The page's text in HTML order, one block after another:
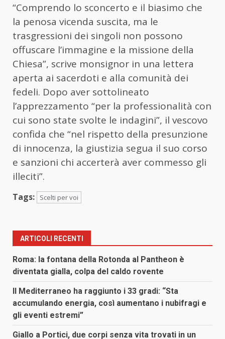
“Comprendo lo sconcerto e il biasimo che
la penosa vicenda suscita, ma le
trasgressioni dei singoli non possono
offuscare l’immagine e la missione della
Chiesa”, scrive monsignor in una lettera
aperta ai sacerdoti e alla comunità dei
fedeli. Dopo aver sottolineato
l’apprezzamento “per la professionalità con
cui sono state svolte le indagini”, il vescovo
confida che “nel rispetto della presunzione
di innocenza, la giustizia segua il suo corso
e sanzioni chi accerterà aver commesso gli
illeciti”.
Tags: Scelti per voi
ARTICOLI RECENTI
Roma: la fontana della Rotonda al Pantheon è
diventata gialla, colpa del caldo rovente
Il Mediterraneo ha raggiunto i 33 gradi: “Sta
accumulando energia, così aumentano i nubifragi e
gli eventi estremi”
Giallo a Portici, due corpi senza vita trovati in un